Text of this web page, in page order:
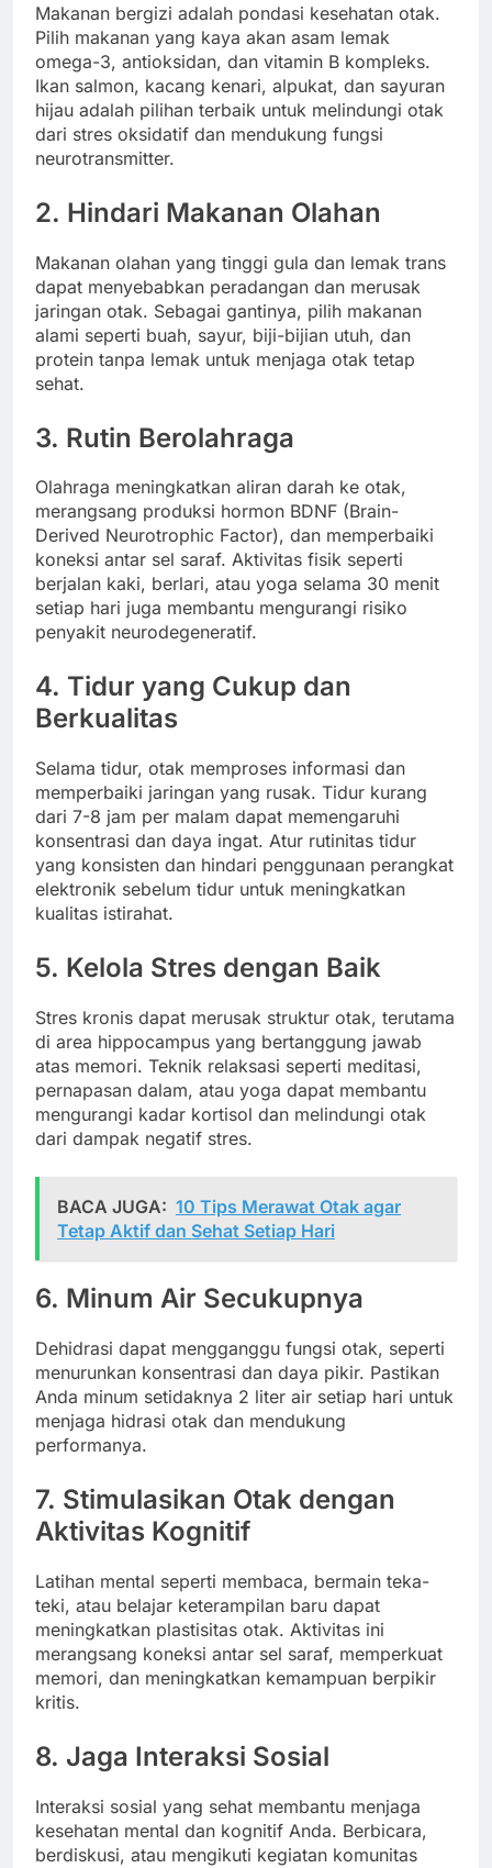
Makanan bergizi adalah pondasi kesehatan otak.
Pilih makanan yang kaya akan asam lemak
omega-3, antioksidan, dan vitamin B kompleks.
Ikan salmon, kacang kenari, alpukat, dan sayuran
hijau adalah pilihan terbaik untuk melindungi otak
dari stres oksidatif dan mendukung fungsi
neurotransmitter.
2. Hindari Makanan Olahan
Makanan olahan yang tinggi gula dan lemak trans
dapat menyebabkan peradangan dan merusak
jaringan otak. Sebagai gantinya, pilih makanan
alami seperti buah, sayur, biji-bijian utuh, dan
protein tanpa lemak untuk menjaga otak tetap
sehat.
3. Rutin Berolahraga
Olahraga meningkatkan aliran darah ke otak,
merangsang produksi hormon BDNF (Brain-
Derived Neurotrophic Factor), dan memperbaiki
koneksi antar sel saraf. Aktivitas fisik seperti
berjalan kaki, berlari, atau yoga selama 30 menit
setiap hari juga membantu mengurangi risiko
penyakit neurodegeneratif.
4. Tidur yang Cukup dan
Berkualitas
Selama tidur, otak memproses informasi dan
memperbaiki jaringan yang rusak. Tidur kurang
dari 7-8 jam per malam dapat memengaruhi
konsentrasi dan daya ingat. Atur rutinitas tidur
yang konsisten dan hindari penggunaan perangkat
elektronik sebelum tidur untuk meningkatkan
kualitas istirahat.
5. Kelola Stres dengan Baik
Stres kronis dapat merusak struktur otak, terutama
di area hippocampus yang bertanggung jawab
atas memori. Teknik relaksasi seperti meditasi,
pernapasan dalam, atau yoga dapat membantu
mengurangi kadar kortisol dan melindungi otak
dari dampak negatif stres.
BACA JUGA: 10 Tips Merawat Otak agar
Tetap Aktif dan Sehat Setiap Hari
6. Minum Air Secukupnya
Dehidrasi dapat mengganggu fungsi otak, seperti
menurunkan konsentrasi dan daya pikir. Pastikan
Anda minum setidaknya 2 liter air setiap hari untuk
menjaga hidrasi otak dan mendukung
performanya.
7. Stimulasikan Otak dengan
Aktivitas Kognitif
Latihan mental seperti membaca, bermain teka-
teki, atau belajar keterampilan baru dapat
meningkatkan plastisitas otak. Aktivitas ini
merangsang koneksi antar sel saraf, memperkuat
memori, dan meningkatkan kemampuan berpikir
kritis.
8. Jaga Interaksi Sosial
Interaksi sosial yang sehat membantu menjaga
kesehatan mental dan kognitif Anda. Berbicara,
berdiskusi, atau mengikuti kegiatan komunitas